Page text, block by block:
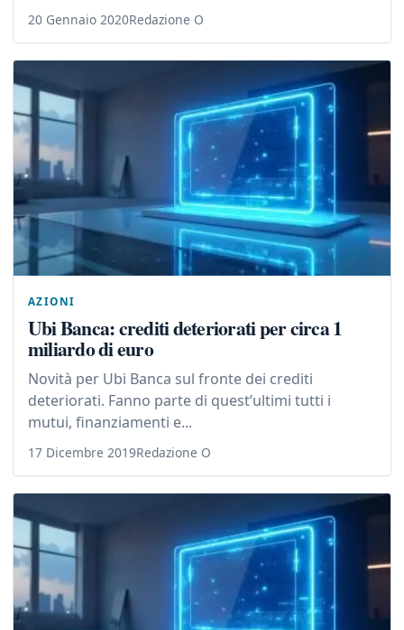
20 Gennaio 2020Redazione O
AZIONI
Ubi Banca: crediti deteriorati per circa 1
miliardo di euro
Novità per Ubi Banca sul fronte dei crediti
deteriorati. Fanno parte di quest’ultimi tutti i
mutui, finanziamenti e...
17 Dicembre 2019Redazione O